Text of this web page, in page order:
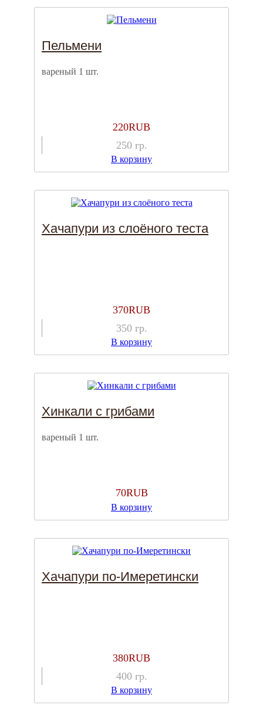
Пельмени
вареный 1 шт.
220RUB
250 гр.
В корзину
Хачапури из слоёного теста
370RUB
350 гр.
В корзину
Хинкали с грибами
вареный 1 шт.
70RUB
В корзину
Хачапури по-Имеретински
380RUB
400 гр.
В корзину